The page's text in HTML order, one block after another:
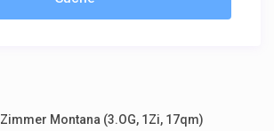
Zimmer Montana (3.OG, 1Zi, 17qm)